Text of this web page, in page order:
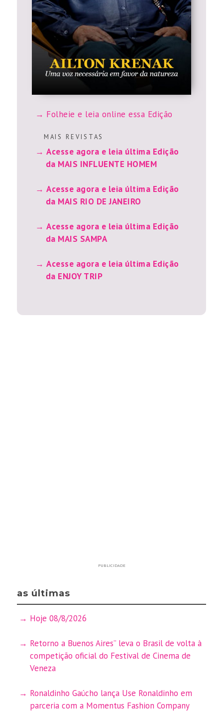
Folheie e leia online essa Edição
M A I S R E V I S T A S
Acesse agora e leia última Edição
da MAIS INFLUENTE HOMEM
Acesse agora e leia última Edição
da MAIS RIO DE JANEIRO
Acesse agora e leia última Edição
da MAIS SAMPA
Acesse agora e leia última Edição
da ENJOY TRIP
PUBLICIDADE
as últimas
Hoje 08/8/2026
Retorno a Buenos Aires” leva o Brasil de volta à
competição oficial do Festival de Cinema de
Veneza
Ronaldinho Gaúcho lança Use Ronaldinho em
parceria com a Momentus Fashion Company